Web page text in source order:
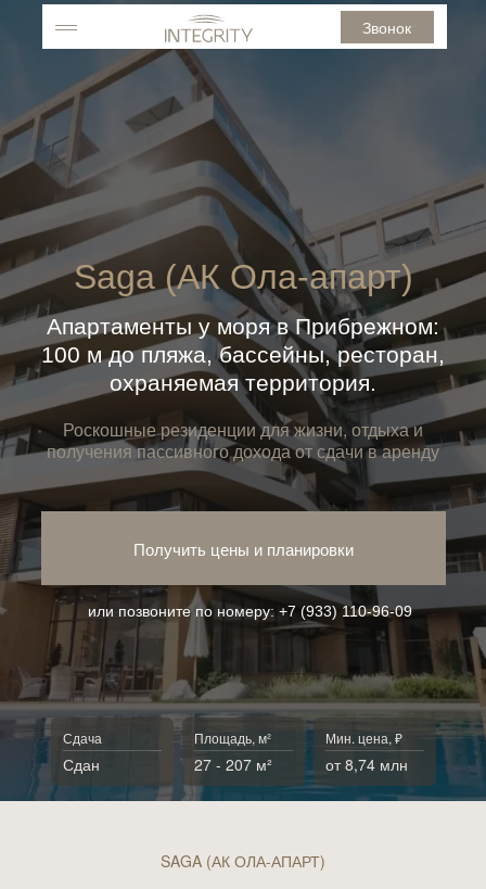
Звонок
Saga (АК Ола-апарт)
Получить цены и планировки
или позвоните по номеру: +7 (933) 110-96-09
от 8,74 млн
Мин. цена, ₽
27 - 207 м²
Площадь, м²
Сдан
Сдача
Роскошные резиденции для жизни, отдыха и
получения пассивного дохода от сдачи в аренду
Апартаменты у моря в Прибрежном:
100 м до пляжа, бассейны, ресторан,
охраняемая территория.
SAGA (АК ОЛА-АПАРТ)